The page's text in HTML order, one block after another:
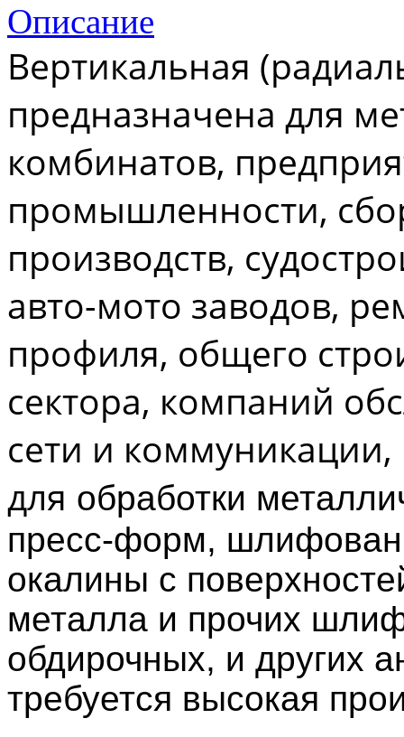
Описание
Вертикальная
предназначена для
комбинатов,
промышленности,
производств,
авто-мото заводов,
профиля, общего
сектора, компаний
сети и коммуникации,
для обработки
пресс-форм,
окалины с
металла и прочих
обдирочных, и других
требуется высокая